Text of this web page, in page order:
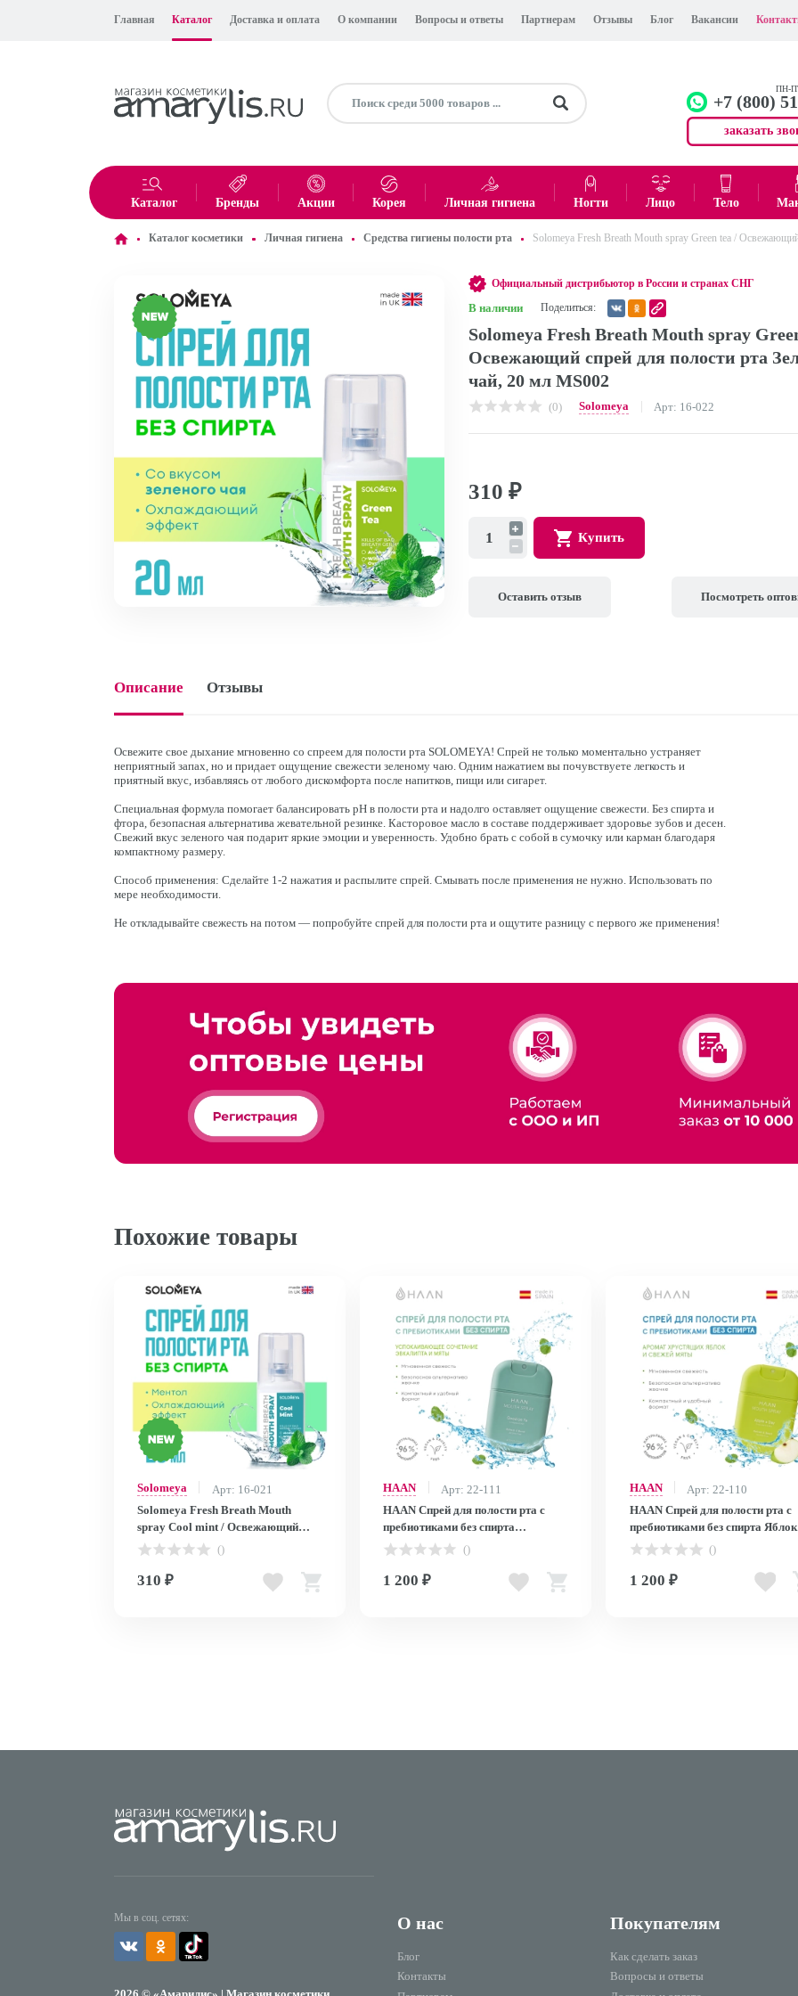
Главная Каталог Доставка и оплата О компании Вопросы и ответы Партнерам Отзывы Блог Вакансии
ПН-
+7 (800)
заказать
Офис +7 (499)
Итого: 0 ₽
Каталог Бренды Акции Корея Личная гигиена Ногти Лицо Тело
Каталог косметики Личная гигиена Средства гигиены полости рта Solomeya Fresh Breath Mouth spray Green tea /
Официальный дистрибьютор в России и странах СНГ
В наличии Поделиться:
Solomeya Fresh Breath Mouth spray
Освежающий спрей для полости рта
чай, 20 мл MS002
(0) Solomeya Арт: 16-022
310 ₽
Купить
Оставить отзыв Посмотреть
Описание Отзывы
Освежите свое дыхание мгновенно со спреем для полости рта SOLOMEYA! Спрей не только моментально устраняет
неприятный запах, но и придает ощущение свежести зеленому чаю. Одним нажатием вы почувствуете легкость и
приятный вкус, избавляясь от любого дискомфорта после напитков, пищи или сигарет.
Специальная формула помогает балансировать pH в полости рта и надолго оставляет ощущение свежести. Без спирта и
фтора, безопасная альтернатива жевательной резинке. Касторовое масло в составе поддерживает здоровье зубов и десен.
Свежий вкус зеленого чая подарит яркие эмоции и уверенность. Удобно брать с собой в сумочку или карман благодаря
компактному размеру.
Способ применения: Сделайте 1-2 нажатия и распылите спрей. Смывать после применения не нужно. Использовать по
мере необходимости.
Не откладывайте свежесть на потом — попробуйте спрей для полости рта и ощутите разницу с первого же применения!
Похожие товары
Solomeya
Арт: 16-021
Solomeya Fresh Breath Mouth
spray Cool mint / Освежающий
спрей для полости рта Прохладная
()
310 ₽
HAAN
Арт: 22-111
HAAN Спрей для полости рта с
пребиотиками без спирта
Эвкалипт и мята /MOUTH SPRAY
()
1 200 ₽
HAAN
Арт: 22-110
HAAN Спрей для полости рта с
пребиотиками без спирта
мята /MOUTH SPRAY APPLE
()
1 200 ₽
Мы в соц. сетях: О нас
Блог
Контакты
Покупателям
Как сделать заказ
Вопросы и ответы